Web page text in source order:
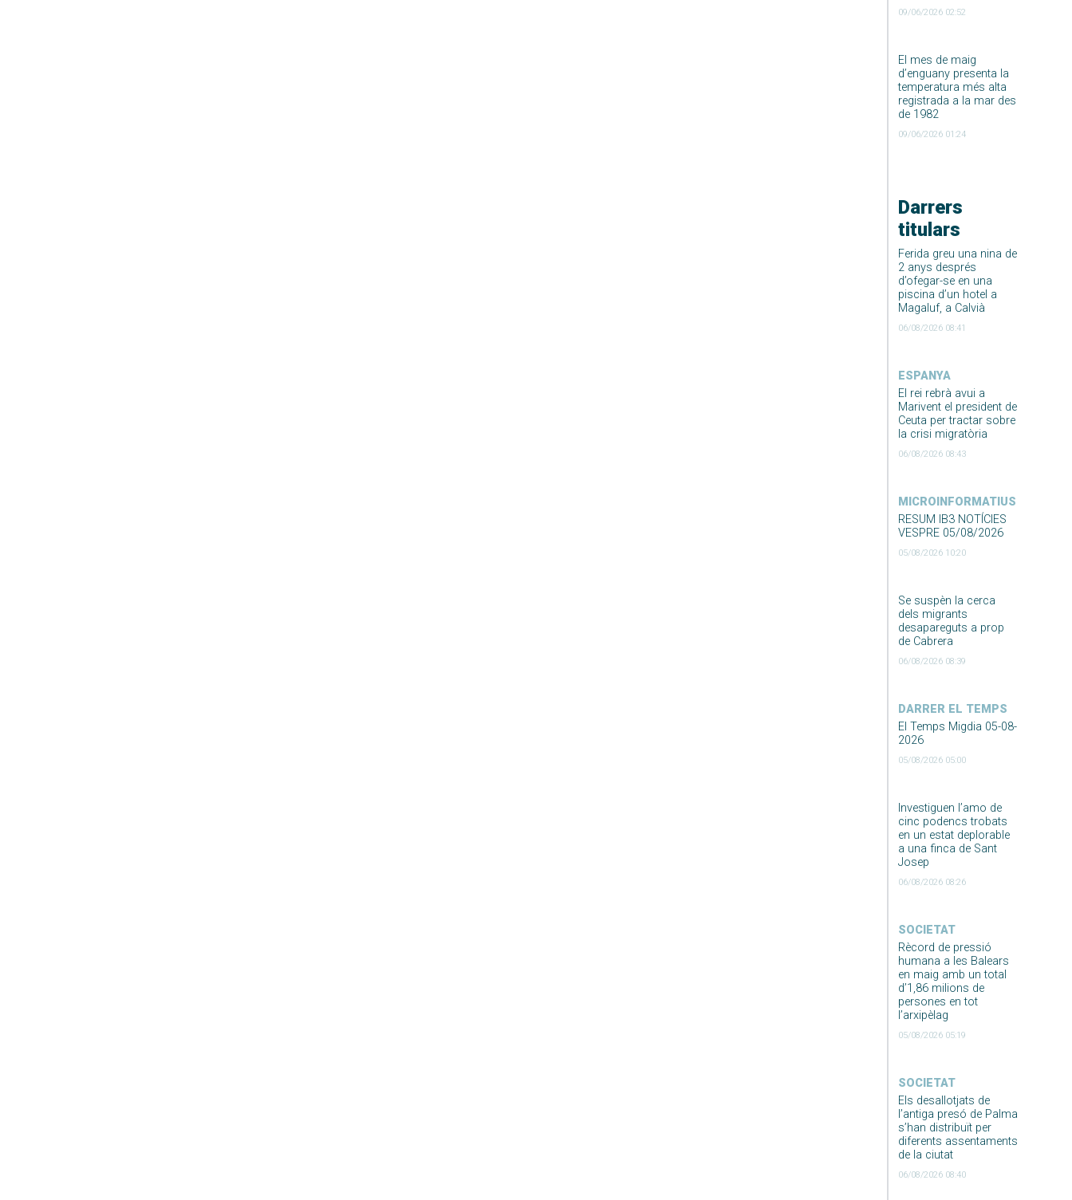
09/06/2026 02:52
El mes de maig
d’enguany presenta la
temperatura més alta
registrada a la mar des
de 1982
09/06/2026 01:24
Darrers
titulars
Ferida greu una nina de
2 anys després
d’ofegar-se en una
piscina d’un hotel a
Magaluf, a Calvià
06/08/2026 08:41
ESPANYA
El rei rebrà avui a
Marivent el president de
Ceuta per tractar sobre
la crisi migratòria
06/08/2026 08:43
MICROINFORMATIUS
RESUM IB3 NOTÍCIES
VESPRE 05/08/2026
05/08/2026 10:20
Se suspèn la cerca
dels migrants
desapareguts a prop
de Cabrera
06/08/2026 08:39
DARRER EL TEMPS
El Temps Migdia 05-08-
2026
05/08/2026 05:00
Investiguen l’amo de
cinc podencs trobats
en un estat deplorable
a una finca de Sant
Josep
06/08/2026 08:26
SOCIETAT
Rècord de pressió
humana a les Balears
en maig amb un total
d’1,86 milions de
persones en tot
l’arxipèlag
05/08/2026 05:19
SOCIETAT
Els desallotjats de
l’antiga presó de Palma
s’han distribuït per
diferents assentaments
de la ciutat
06/08/2026 08:40